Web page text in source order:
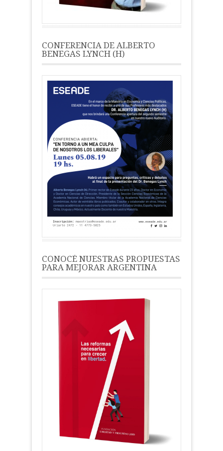
CONFERENCIA DE ALBERTO
BENEGAS LYNCH (H)
CONOCÉ NUESTRAS PROPUESTAS
PARA MEJORAR ARGENTINA